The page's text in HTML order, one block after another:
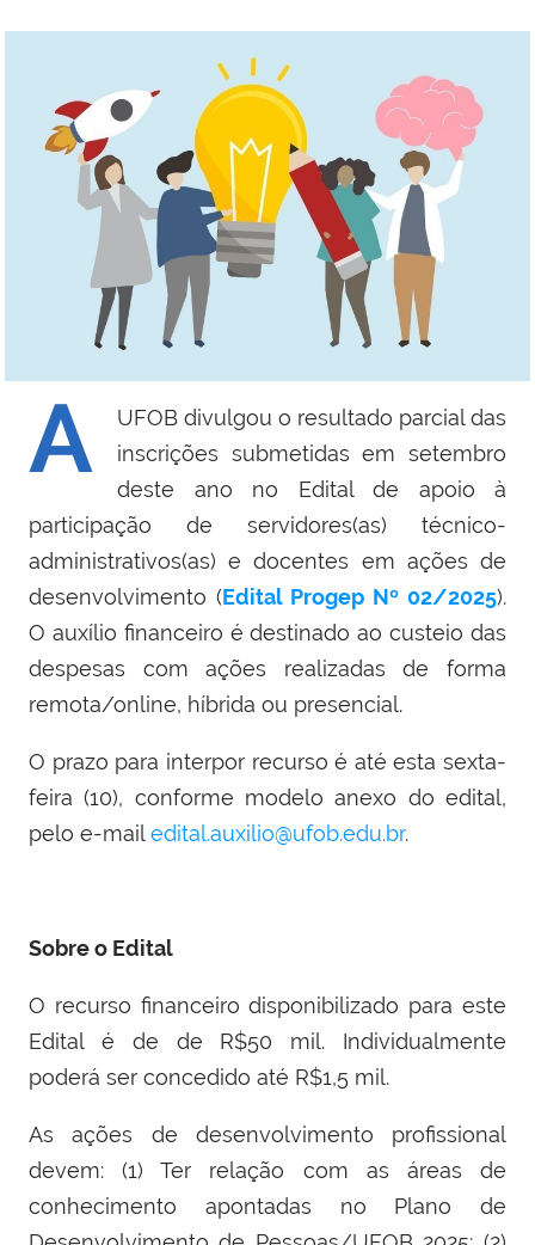
A
UFOB divulgou o resultado parcial das
inscrições submetidas em setembro
deste ano no Edital de apoio à
participação de servidores(as) técnico-
administrativos(as) e docentes em ações de
desenvolvimento (Edital Progep Nº 02/2025).
O auxílio financeiro é destinado ao custeio das
despesas com ações realizadas de forma
remota/online, híbrida ou presencial.
O prazo para interpor recurso é até esta sexta-
feira (10), conforme modelo anexo do edital,
pelo e-mailedital.auxilio@ufob.edu.br.
Sobre o Edital
O recurso financeiro disponibilizado para este
Edital é de de R$50 mil. Individualmente
poderá ser concedido até R$1,5 mil.
As ações de desenvolvimento profissional
devem: (1) Ter relação com as áreas de
conhecimento apontadas no Plano de